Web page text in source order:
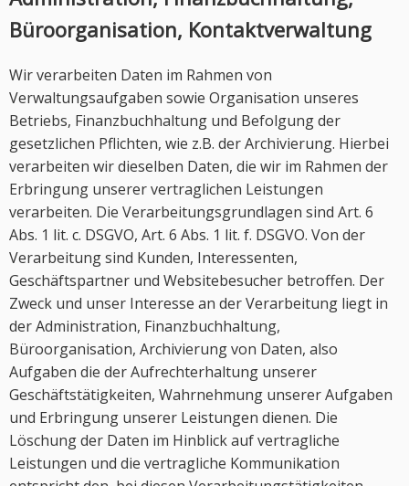
Büroorganisation, Kontaktverwaltung
Wir verarbeiten Daten im Rahmen von
Verwaltungsaufgaben sowie Organisation unseres
Betriebs, Finanzbuchhaltung und Befolgung der
gesetzlichen Pflichten, wie z.B. der Archivierung. Hierbei
verarbeiten wir dieselben Daten, die wir im Rahmen der
Erbringung unserer vertraglichen Leistungen
verarbeiten. Die Verarbeitungsgrundlagen sind Art. 6
Abs. 1 lit. c. DSGVO, Art. 6 Abs. 1 lit. f. DSGVO. Von der
Verarbeitung sind Kunden, Interessenten,
Geschäftspartner und Websitebesucher betroffen. Der
Zweck und unser Interesse an der Verarbeitung liegt in
der Administration, Finanzbuchhaltung,
Büroorganisation, Archivierung von Daten, also
Aufgaben die der Aufrechterhaltung unserer
Geschäftstätigkeiten, Wahrnehmung unserer Aufgaben
und Erbringung unserer Leistungen dienen. Die
Löschung der Daten im Hinblick auf vertragliche
Leistungen und die vertragliche Kommunikation